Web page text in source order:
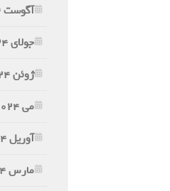
آگوست 2024
جولای 2024
ژوئن 2024
می 2024
آوریل 2024
مارس 2024